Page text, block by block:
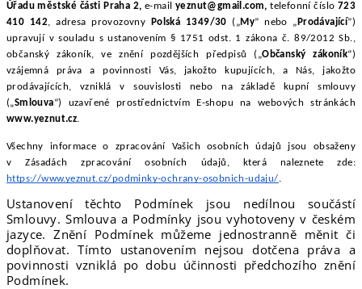
Úřadu městské části Praha 2,e-mail yeznut@gmail.com,telefonní číslo 723
410 142, adresa provozovny Polská 1349/30 („My” nebo „ Prodávající”)
upravují v souladu s ustanovením § 1751 odst. 1 zákona č. 89/2012 Sb.,
občanský zákoník, ve znění pozdějších předpisů („Občanský zákoník“)
vzájemná práva a povinnosti Vás, jakožto kupujících, a Nás, jakožto
prodávajících, vzniklá v souvislosti nebo na základě kupní smlouvy
(„Smlouva“) uzavřené prostřednictvím E-shopu na webových stránkách
www.yeznut.cz.
Všechny informace o zpracování Vašich osobních údajů jsou obsaženy
v Zásadách zpracování osobních údajů, která naleznete zde:
https://www.yeznut.cz/podminky-ochrany-osobnich-udaju/.
Ustanovení těchto Podmínek jsou nedílnou součástí
Smlouvy. Smlouva a Podmínky jsou vyhotoveny v českém
jazyce. Znění Podmínek můžeme jednostranně měnit či
doplňovat. Tímto ustanovením nejsou dotčena práva a
povinnosti vzniklá po dobu účinnosti předchozího znění
Podmínek.